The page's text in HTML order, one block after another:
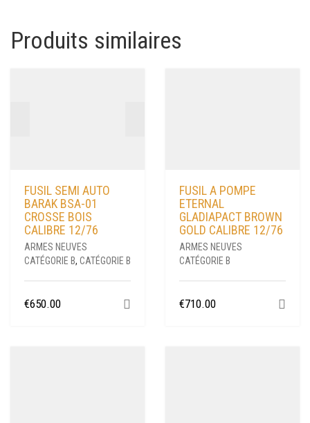
Produits similaires
FUSIL SEMI AUTO
BARAK BSA-01
CROSSE BOIS
CALIBRE 12/76
ARMES NEUVES
CATÉGORIE B, CATÉGORIE B
€650.00
FUSIL A POMPE
ETERNAL
GLADIAPACT BROWN
GOLD CALIBRE 12/76
ARMES NEUVES
CATÉGORIE B
€710.00